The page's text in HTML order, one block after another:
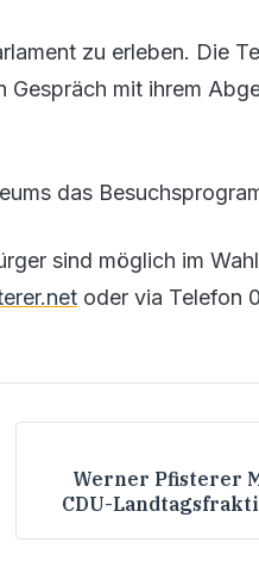
zu erleben. Die
mit ihrem
das
sind möglich im
oder via Telefon
Werner Pfisterer
CDU-